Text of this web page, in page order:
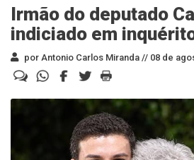
Irmão do deputado
indiciado em
por Antonio Carlos Miranda // 08 de